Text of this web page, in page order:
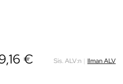
€ Sis. ALV:n | Ilman ALV